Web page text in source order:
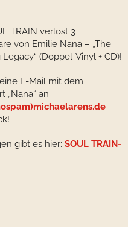
TRAIN verlost 3
von Emilie Nana – „The
(Doppel-Vinyl + CD)!
E-Mail mit dem
„Nana“ an
–
gibt es hier: SOUL TRAIN-